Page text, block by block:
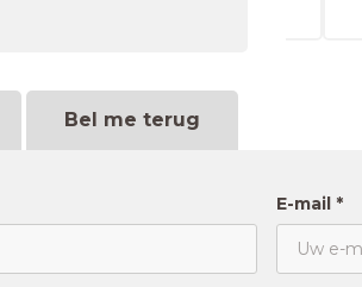
Bel me terug
E-mail *